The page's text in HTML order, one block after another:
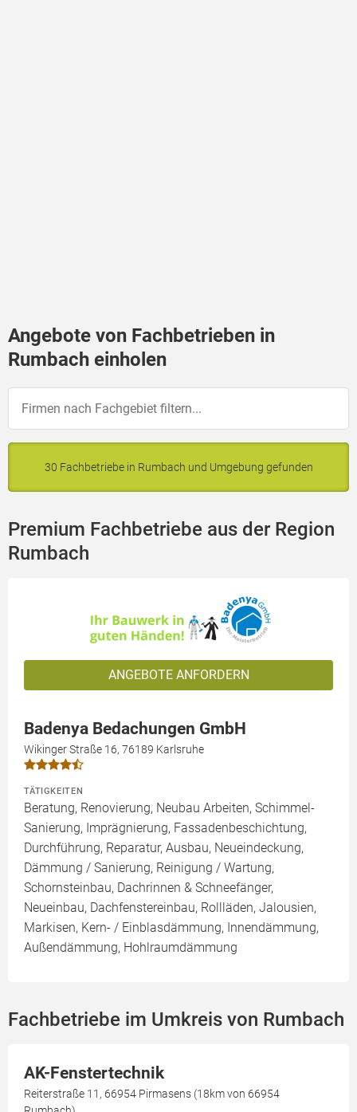
Angebote von Fachbetrieben in
Rumbach einholen
30 Fachbetriebe in Rumbach und Umgebung gefunden
Premium Fachbetriebe aus der Region
Rumbach
ANGEBOTE ANFORDERN
Badenya Bedachungen GmbH
Wikinger Straße 16, 76189 Karlsruhe
TÄTIGKEITEN
Beratung, Renovierung, Neubau Arbeiten, Schimmel-
Sanierung, Imprägnierung, Fassadenbeschichtung,
Durchführung, Reparatur, Ausbau, Neueindeckung,
Dämmung / Sanierung, Reinigung / Wartung,
Schornsteinbau, Dachrinnen & Schneefänger,
Neueinbau, Dachfenstereinbau, Rollläden, Jalousien,
Markisen, Kern- / Einblasdämmung, Innendämmung,
Außendämmung, Hohlraumdämmung
Fachbetriebe im Umkreis von Rumbach
AK-Fenstertechnik
Reiterstraße 11, 66954 Pirmasens (18km von 66954